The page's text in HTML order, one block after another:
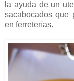
la ayuda de un
sacabocados que
en ferreterías.